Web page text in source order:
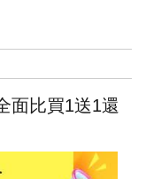
面比買1送1還